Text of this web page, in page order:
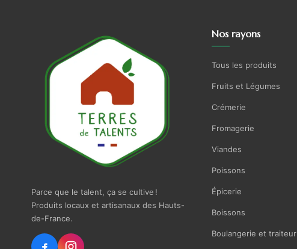
Parce que le talent, ça se cultive !
Produits locaux et artisanaux des Hauts-
de-France.
Nos rayons
Tous les produits
Fruits et Légumes
Crémerie
Fromagerie
Viandes
Poissons
Épicerie
Boissons
Boulangerie et traiteur